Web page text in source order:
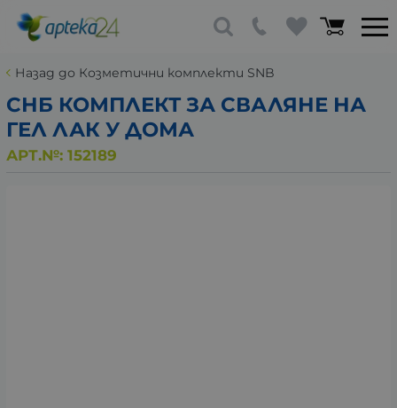
Назад до Козметични комплекти SNB
СНБ КОМПЛЕКТ ЗА СВАЛЯНЕ НА
ГЕЛ ЛАК У ДОМА
АРТ.№: 152189